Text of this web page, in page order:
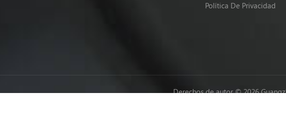
Política De Privacidad
Derechos de autor © 2026